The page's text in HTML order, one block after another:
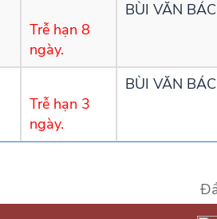
Trễ hạn 8
ngày.
BÙI VĂN
Trễ hạn 3
ngày.
BÙI VĂN